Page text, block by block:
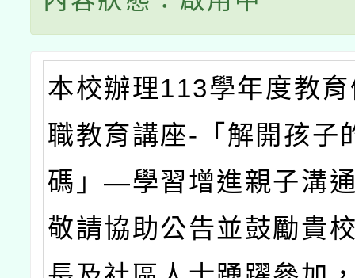
本校辦理113學年度教
職教育講座-「解開孩子
碼」—學習增進親子溝
敬請協助公告並鼓勵貴